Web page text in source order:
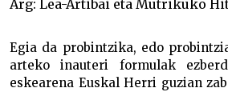
Arg: Lea-Artibai eta Mutrikuko
Egia da probintzika, edo
arteko inauteri formulak
eskearena Euskal Herri guzian